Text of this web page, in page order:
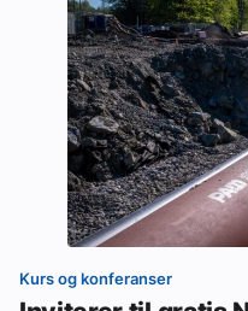
Kurs og konferanser